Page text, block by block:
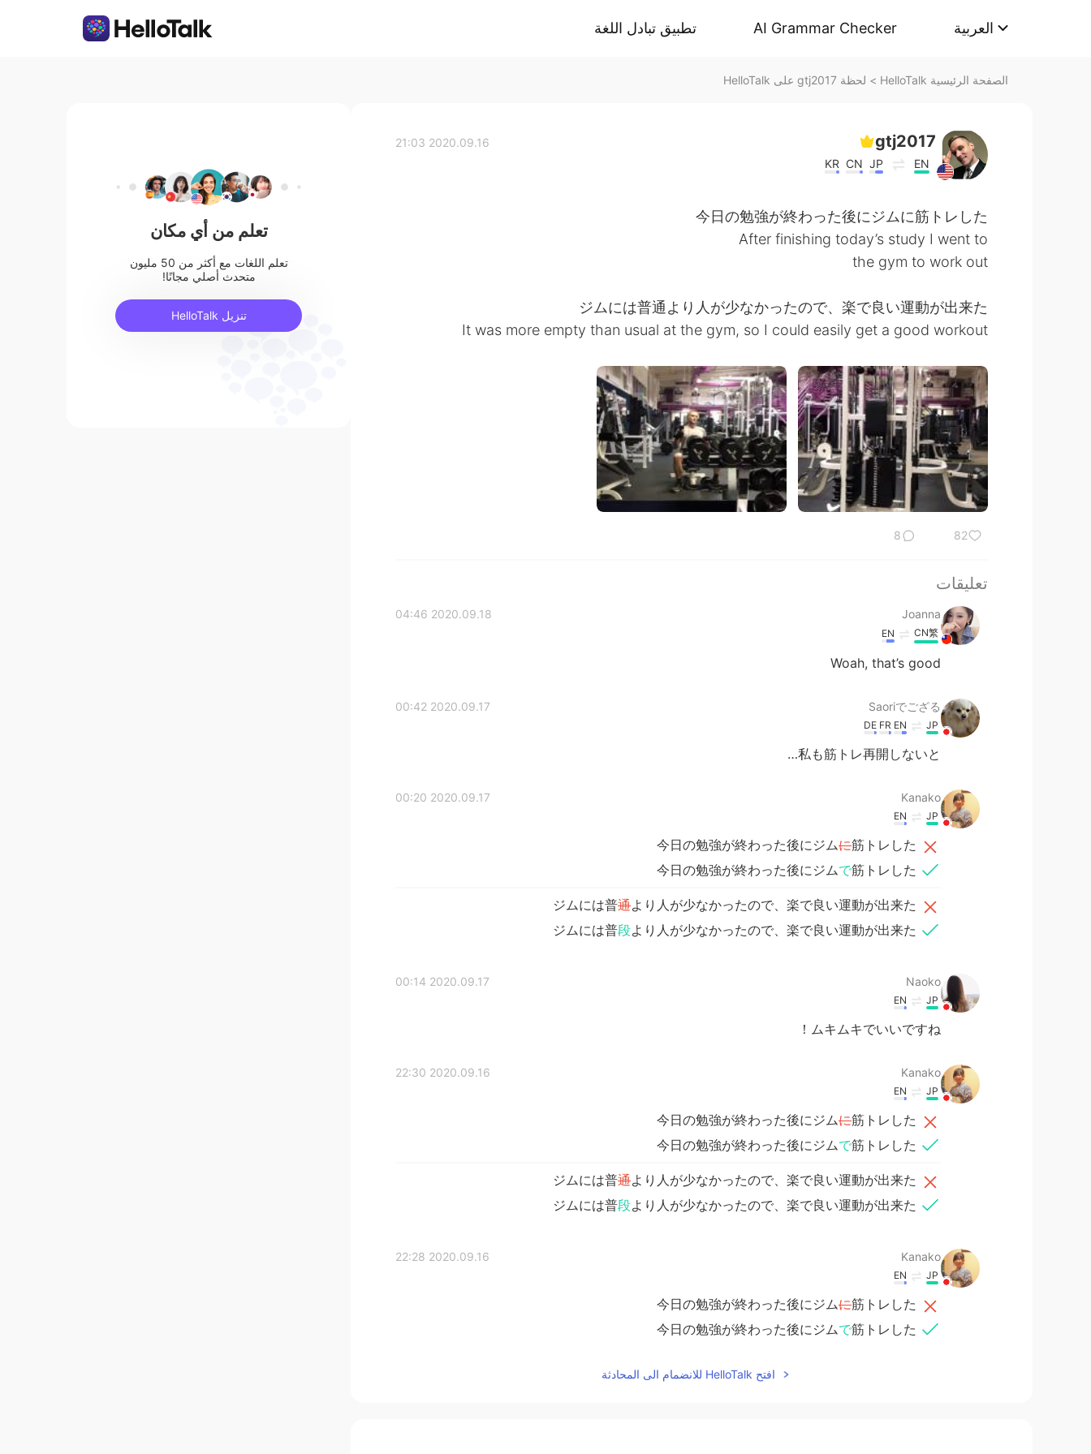
تطبيق تبادل اللغة AI Grammar Checker العربية
الصفحة الرئيسية HelloTalk > لحظة gtj2017 على HelloTalk
gtj2017
EN
JP
CN
KR
2020.09.16 21:03
今日の勉強が終わった後にジムに筋トレした
After finishing today’s study I went to
the gym to work out
ジムには普通より人が少なかったので、楽で良い運動が出来た
It was more empty than usual at the gym, so I could easily get a good workout
82
8
تعليقات
Joanna
2020.09.18 04:46
CN繁
EN
Woah, that’s good
Saoriでござる
2020.09.17 00:42
JP
EN
FR
DE
私も筋トレ再開しないと…
Kanako
2020.09.17 00:20
JP
EN
今日の勉強が終わった後にジムに筋トレした
今日の勉強が終わった後にジムで筋トレした
ジムには普通より人が少なかったので、楽で良い運動が出来た
ジムには普段より人が少なかったので、楽で良い運動が出来た
Naoko
2020.09.17 00:14
JP
EN
ムキムキでいいですね！
Kanako
2020.09.16 22:30
JP
EN
今日の勉強が終わった後にジムに筋トレした
今日の勉強が終わった後にジムで筋トレした
ジムには普通より人が少なかったので、楽で良い運動が出来た
ジムには普段より人が少なかったので、楽で良い運動が出来た
Kanako
2020.09.16 22:28
JP
EN
今日の勉強が終わった後にジムに筋トレした
今日の勉強が終わった後にジムで筋トレした
افتح HelloTalk للانضمام الى المحادثة
تعلم من أي مكان
تعلم اللغات مع أكثر من 50 مليون
متحدث أصلي مجانًا!
تنزيل HelloTalk